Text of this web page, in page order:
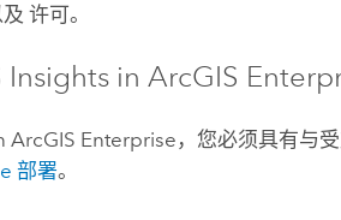
及许可。
Insights in ArcGIS
ArcGIS Enterprise ，您必须具有与
部署。